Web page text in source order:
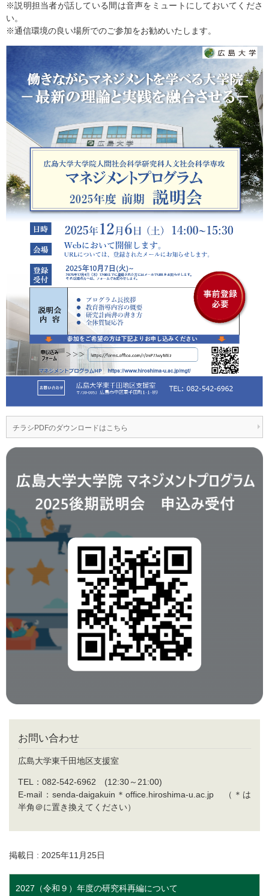
※説明担当者が話している間は音声をミュートにしておいてくださ
い。
※通信環境の良い場所でのご参加をお勧めいたします。
チラシPDFのダウンロードはこちら
お問い合わせ
広島大学東千田地区支援室
TEL：082-542-6962 (12:30～21:00)
E-mail：senda-daigakuin＊office.hiroshima-u.ac.jp （＊は
半角＠に置き換えてください）
掲載日 : 2025年11月25日
2027（令和９）年度の研究科再編について